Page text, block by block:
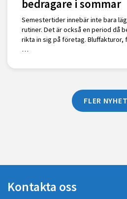
bedragare i sommar
Semestertider innebär inte bara
rutiner. Det är också en period då
rikta in sig på företag. Bluffakturor,
…
FLER
Kontakta oss